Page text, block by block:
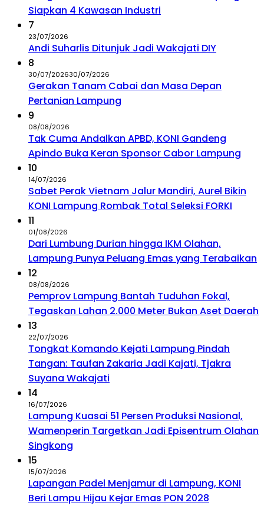
Siapkan 4 Kawasan Industri
7
23/07/2026
Andi Suharlis Ditunjuk Jadi Wakajati DIY
8
30/07/202630/07/2026
Gerakan Tanam Cabai dan Masa Depan
Pertanian Lampung
9
08/08/2026
Tak Cuma Andalkan APBD, KONI Gandeng
Apindo Buka Keran Sponsor Cabor Lampung
10
14/07/2026
Sabet Perak Vietnam Jalur Mandiri, Aurel Bikin
KONI Lampung Rombak Total Seleksi FORKI
11
01/08/2026
Dari Lumbung Durian hingga IKM Olahan,
Lampung Punya Peluang Emas yang Terabaikan
12
08/08/2026
Pemprov Lampung Bantah Tuduhan Fokal,
Tegaskan Lahan 2.000 Meter Bukan Aset Daerah
13
22/07/2026
Tongkat Komando Kejati Lampung Pindah
Tangan: Taufan Zakaria Jadi Kajati, Tjakra
Suyana Wakajati
14
16/07/2026
Lampung Kuasai 51 Persen Produksi Nasional,
Wamenperin Targetkan Jadi Episentrum Olahan
Singkong
15
15/07/2026
Lapangan Padel Menjamur di Lampung, KONI
Beri Lampu Hijau Kejar Emas PON 2028